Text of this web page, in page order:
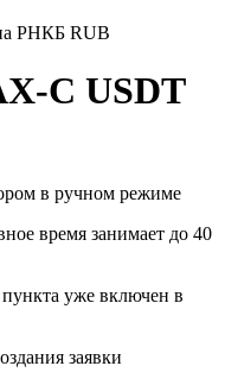
РНКБ RUB
C USDT
в ручном режиме
время занимает до 40
уже включен в
заявки